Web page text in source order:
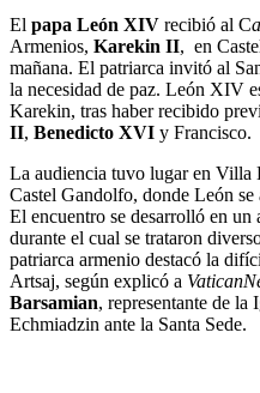
El papa León XIV recibió al C
Armenios, Karekin II, en
mañana. El patriarca invitó al
la necesidad de paz. León XIV
Karekin, tras haber recibido
II, Benedicto XVI y Francisco.
La audiencia tuvo lugar en Villa
Castel Gandolfo, donde León
El encuentro se desarrolló en
durante el cual se trataron
patriarca armenio destacó la
Artsaj, según explicó a
Barsamian, representante de la
Echmiadzin ante la Santa Sede.